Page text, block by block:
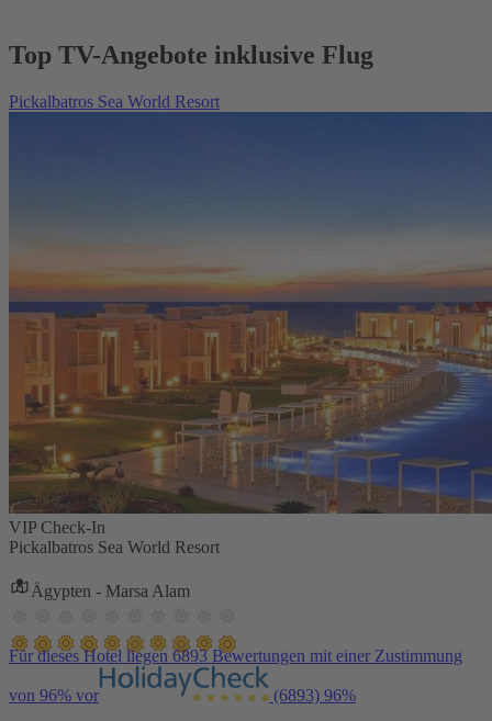
Top TV-Angebote inklusive Flug
Pickalbatros Sea World Resort
VIP Check-In
Pickalbatros Sea World Resort
Ägypten - Marsa Alam
Für dieses Hotel liegen 6893 Bewertungen mit einer Zustimmung
von 96% vor (6893) 96%